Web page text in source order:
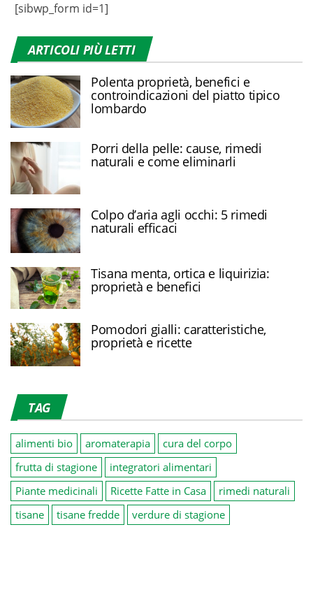
[sibwp_form id=1]
ARTICOLI PIÙ LETTI
Polenta proprietà, benefici e
controindicazioni del piatto tipico
lombardo
Porri della pelle: cause, rimedi
naturali e come eliminarli
Colpo d’aria agli occhi: 5 rimedi
naturali efficaci
Tisana menta, ortica e liquirizia:
proprietà e benefici
Pomodori gialli: caratteristiche,
proprietà e ricette
TAG
alimenti bio aromaterapia
cura del corpo
frutta di stagione
integratori alimentari
Piante medicinali
Ricette Fatte in Casa
rimedi naturali
tisane
tisane fredde verdure di stagione